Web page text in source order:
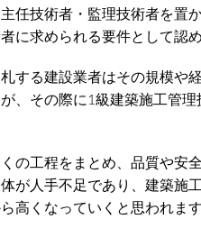
任技術者・監理技術者を置
に求められる要件として認
する建設業者はその規模や
、その際に1級建築施工管
の工程をまとめ、品質や安
が人手不足であり、建築施
高くなっていくと思われます